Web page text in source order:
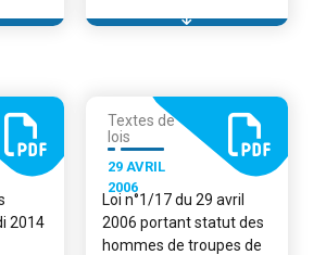
2014
Textes de
lois
29 AVRIL
2006
Loi n°1/17 du 29 avril
2006 portant statut des
hommes de troupes de